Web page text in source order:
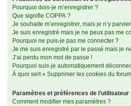
Pourquoi dois-je m’enregistrer ?
Que signifie COPPA ?
Je souhaite m’enregistrer, mais je n’y
Je suis enregistré mais je ne peux pas me
Pourquoi ne puis-je pas me connecter ?
Je me suis enregistré par le passé mais je
J’ai perdu mon mot de passe !
Pourquoi suis-je automatiquement
À quoi sert « Supprimer les cookies du
Paramètres et préférences de l’utilisateur
Comment modifier mes paramètres ?